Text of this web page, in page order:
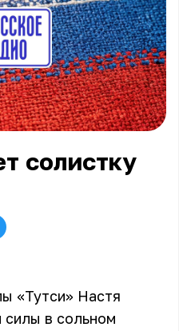
солистку
«Тутси» Настя
силы в сольном